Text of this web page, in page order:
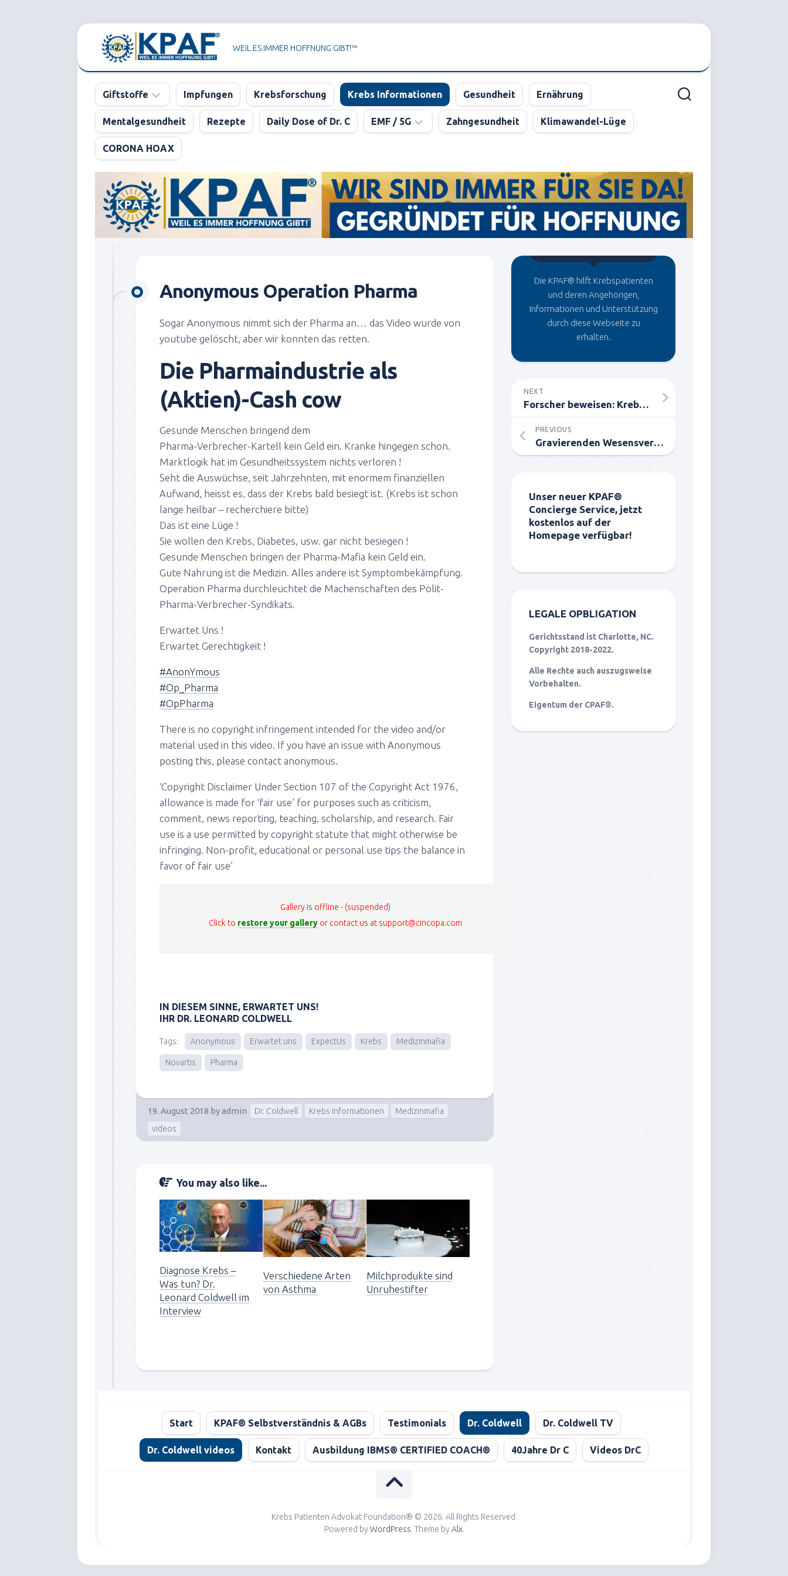
WEIL ES IMMER HOFFNUNG GIBT!™
Giftstoffe
Pharma
Impfungen Krebsforschung Krebs Informationen Gesundheit Ernährung
Mentalgesundheit Rezepte Daily Dose of Dr. C EMF / 5G
der
KPAF®
DER
GROSSE
5G
Zahngesundheit Klimawandel-Lüge
CORONA HOAX
Anonymous Operation Pharma
Sogar Anonymous nimmt sich der Pharma an… das Video wurde von
youtube gelöscht, aber wir konnten das retten.
Die Pharmaindustrie als
(Aktien)-Cash cow
Gesunde Menschen bringend dem
Pharma-Verbrecher-Kartell kein Geld ein. Kranke hingegen schon.
Marktlogik hat im Gesundheitssystem nichts verloren !
Seht die Auswüchse, seit Jahrzehnten, mit enormem finanziellen
Aufwand, heisst es, dass der Krebs bald besiegt ist. (Krebs ist schon
lange heilbar – recherchiere bitte)
Das ist eine Lüge !
Sie wollen den Krebs, Diabetes, usw. gar nicht besiegen !
Gesunde Menschen bringen der Pharma-Mafia kein Geld ein.
Gute Nahrung ist die Medizin. Alles andere ist Symptombekämpfung.
Operation Pharma durchleuchtet die Machenschaften des Polit-
Pharma-Verbrecher-Syndikats.
Erwartet Uns !
Erwartet Gerechtigkeit !
#AnonYmous
#Op_Pharma
#OpPharma
There is no copyright infringement intended for the video and/or
material used in this video. If you have an issue with Anonymous
posting this, please contact anonymous.
‘Copyright Disclaimer Under Section 107 of the Copyright Act 1976,
allowance is made for ‘fair use’ for purposes such as criticism,
comment, news reporting, teaching, scholarship, and research. Fair
use is a use permitted by copyright statute that might otherwise be
infringing. Non-profit, educational or personal use tips the balance in
favor of fair use’
Gallery is offline - (suspended)
Click to restore your gallery or contact us at support@cincopa.com
IN DIESEM SINNE, ERWARTET UNS!
IHR DR. LEONARD COLDWELL
Tags: Anonymous Erwartet uns ExpectUs Krebs Medizinmafia
Novartis Pharma
19. August 2018 byadmin Dr. Coldwell Krebs Informationen
Medizinmafia
videos
You may also like...
Diagnose Krebs –
Was tun? Dr.
Leonard Coldwell im
Interview
Verschiedene Arten
von Asthma
Milchprodukte sind
Unruhestifter
Gegründet von Dr.C
Die KPAF® hilft Krebspatienten
und deren Angehörigen,
Informationen und Unterstützung
durch diese Webseite zu
erhalten.
NEXT
Forscher beweisen: Krebs vom Menschen gemacht
PREVIOUS
Gravierenden Wesensveränderungen durch Aspartam!
Unser neuer KPAF®
Concierge Service, jetzt
kostenlos auf der
Homepage verfügbar!
LEGALE OPBLIGATION
Gerichtsstand ist Charlotte, NC.
Copyright 2018-2022.
Alle Rechte auch auszugsweise
Vorbehalten.
Eigentum der CPAF®.
Start KPAF® Selbstverständnis & AGBs Testimonials Dr. Coldwell Dr. Coldwell TV
Dr. Coldwell videos Kontakt Ausbildung IBMS® CERTIFIED COACH® 40Jahre Dr C Videos DrC
Krebs Patienten Advokat Foundation® © 2026. All Rights Reserved.
Powered byWordPress. Theme byAlx.